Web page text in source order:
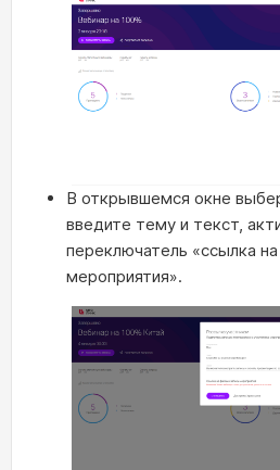
В открывшемся окне
введите тему и текст,
переключатель «ссылка
мероприятия».